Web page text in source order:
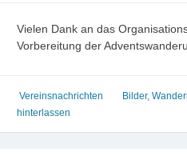
Vielen Dank an das
Vorbereitung der
Vereinsnachrichten Bilder,
hinterlassen